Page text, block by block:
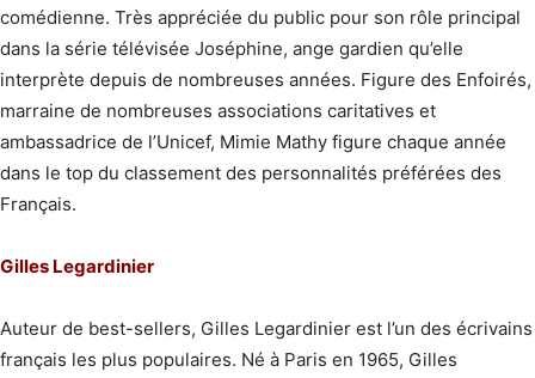
comédienne. Très appréciée du public pour son rôle principal
dans la série télévisée Joséphine, ange gardien qu’elle
interprète depuis de nombreuses années. Figure des Enfoirés,
marraine de nombreuses associations caritatives et
ambassadrice de l’Unicef, Mimie Mathy figure chaque année
dans le top du classement des personnalités préférées des
Français.
Gilles Legardinier
Auteur de best-sellers, Gilles Legardinier est l’un des écrivains
français les plus populaires. Né à Paris en 1965, Gilles